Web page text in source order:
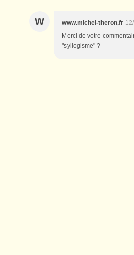
W www.michel-theron.fr
Merci de votre
"syllogisme" ?